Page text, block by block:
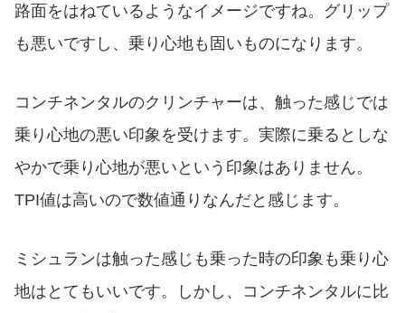
路面をはねているようなイメージですね。グリップ
も悪いですし、乗り心地も固いものになります。
コンチネンタルのクリンチャーは、触った感じでは
乗り心地の悪い印象を受けます。実際に乗るとしな
やかで乗り心地が悪いという印象はありません。
TPI値は高いので数値通りなんだと感じます。
ミシュランは触った感じも乗った時の印象も乗り心
地はとてもいいです。しかし、コンチネンタルに比